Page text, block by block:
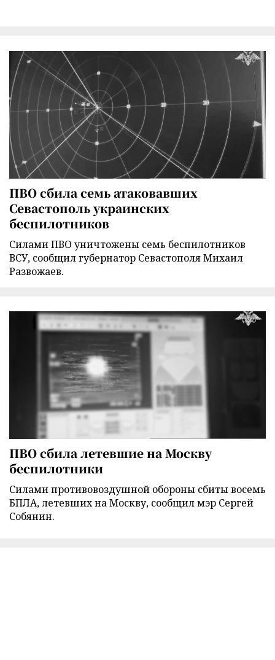
ПВО сбила семь атаковавших
Севастополь украинских
беспилотников
Силами ПВО уничтожены семь беспилотников
ВСУ, сообщил губернатор Севастополя Михаил
Развожаев.
ПВО сбила летевшие на Москву
беспилотники
Силами противовоздушной обороны сбиты восемь
БПЛА, летевших на Москву, сообщил мэр Сергей
Собянин.